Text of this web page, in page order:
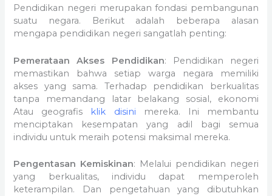
Pendidikan negeri merupakan fondasi pembangunan
suatu negara. Berikut adalah beberapa alasan
mengapa pendidikan negeri sangatlah penting:
Pemerataan Akses Pendidikan: Pendidikan negeri
memastikan bahwa setiap warga negara memiliki
akses yang sama. Terhadap pendidikan berkualitas
tanpa memandang latar belakang sosial, ekonomi
Atau geografis klik disini mereka. Ini membantu
menciptakan kesempatan yang adil bagi semua
individu untuk meraih potensi maksimal mereka.
Pengentasan Kemiskinan: Melalui pendidikan negeri
yang berkualitas, individu dapat memperoleh
keterampilan. Dan pengetahuan yang dibutuhkan